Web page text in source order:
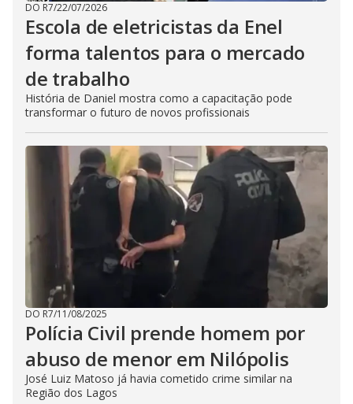
DO R7/22/07/2026
Escola de eletricistas da Enel
forma talentos para o mercado
de trabalho
História de Daniel mostra como a capacitação pode
transformar o futuro de novos profissionais
DO R7/11/08/2025
Polícia Civil prende homem por
abuso de menor em Nilópolis
José Luiz Matoso já havia cometido crime similar na
Região dos Lagos